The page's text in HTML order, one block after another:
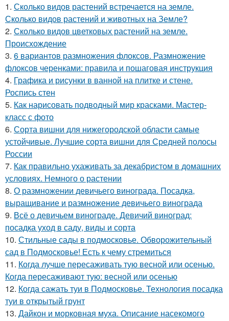
1. Сколько видов растений встречается на земле.
Сколько видов растений и животных на Земле?
2. Сколько видов цветковых растений на земле.
Происхождение
3. 6 вариантов размножения флоксов. Размножение
флоксов черенками: правила и пошаговая инструкция
4. Графика и рисунки в ванной на плитке и стене.
Роспись стен
5. Как нарисовать подводный мир красками. Мастер-
класс с фото
6. Сорта вишни для нижегородской области самые
устойчивые. Лучшие сорта вишни для Средней полосы
России
7. Как правильно ухаживать за декабристом в домашних
условиях. Немного о растении
8. О размножении девичьего винограда. Посадка,
выращивание и размножение девичьего винограда
9. Всё о девичьем винограде. Девичий виноград:
посадка уход в саду, виды и сорта
10. Стильные сады в подмосковье. Обворожительный
сад в Подмосковье! Есть к чему стремиться
11. Когда лучше пересаживать тую весной или осенью.
Когда пересаживают тую: весной или осенью
12. Когда сажать туи в Подмосковье. Технология посадка
туи в открытый грунт
13. Дайкон и морковная муха. Описание насекомого